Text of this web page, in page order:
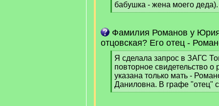
]бабушка - жена моего деда).
[
q
]
Фамилия Романов у
отцовская? Его отец -
[
q
]
Я сделала запрос в ЗАГС
повторное свидетельство о
указана только мать -
Даниловна. В графе "отец"
[